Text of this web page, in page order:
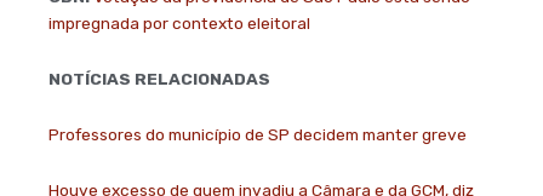
impregnada por contexto eleitoral
NOTÍCIAS RELACIONADAS
Professores do município de SP decidem manter greve
Houve excesso de quem invadiu a Câmara e da GCM, diz